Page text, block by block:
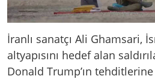
İranlı sanatçı Ali Ghamsari,
altyapısını hedef alan
Donald Trump’ın